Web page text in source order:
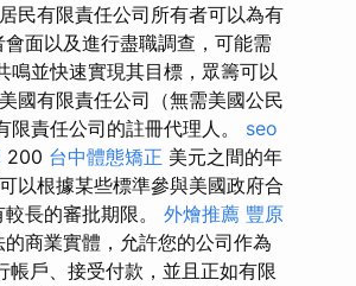
民有限責任公司所有者可以為有
面以及進行盡職調查，可能需
鳴並快速實現其目標，眾籌可以
國有限責任公司（無需美國公民
責任公司的註冊代理人。 seo
200 台中體態矯正 美元之間的年
以根據某些標準參與美國政府合
長的審批期限。 外燴推薦 豐原
商業實體，允許您的公司作為
帳戶、接受付款，並且正如有限